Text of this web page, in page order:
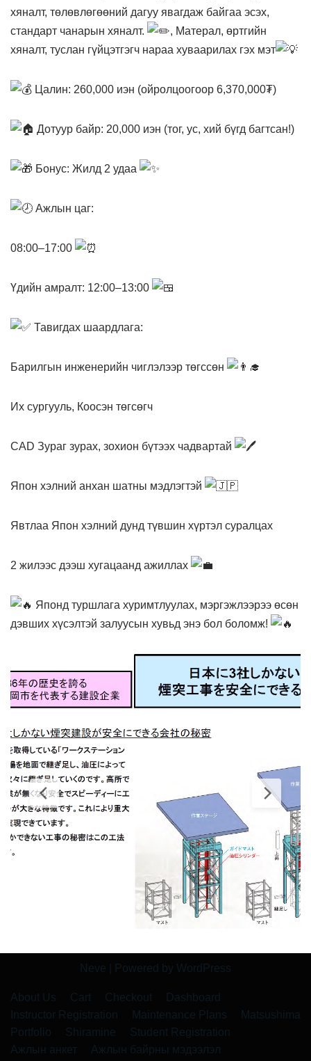
хяналт, төлөвлөгөөний дагуу явагдаж байгаа эсэх,
стандарт чанарын хяналт.
, Матерал, өртгийн
хяналт, туслан гүйцэтгэгч нараа хуваарилах гэх мэт
Цалин: 260,000 иэн (ойролцоогоор 6,370,000₮)
Дотуур байр: 20,000 иэн (тог, ус, хий бүгд багтсан!)
Бонус: Жилд 2 удаа
Ажлын цаг:
08:00–17:00
Үдийн амралт: 12:00–13:00
Тавигдах шаардлага:
Барилгын инженерийн чиглэлээр төгссөн
Их сургууль, Коосэн төгсөгч
CAD Зураг зурах, зохион бүтээх чадвартай
Япон хэлний анхан шатны мэдлэгтэй
Явтлаа Япон хэлний дунд түвшин хүртэл суралцах
2 жилээс дээш хугацаанд ажиллах
Японд туршлага хуримтлуулах, мэргэжлээрээ өсөн
дэвших хүсэлтэй залуусын хувьд энэ бол боломж!
Neve | Powered by WordPress
About Us Cart Checkout
Dashboard
Instructor Registration
Maintenance Plans
Matsushima
Portfolio
Shiramine
Student Registration
Ажлын анкет
Ажлын байрны мэдээлэл